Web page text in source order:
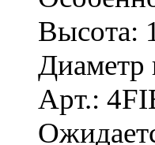
Высота:
Диаметр
Арт.: